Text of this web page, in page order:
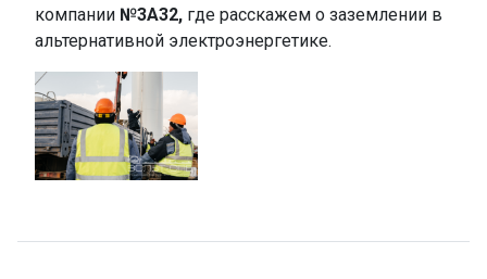
компании №3А32, где расскажем о заземлении в
альтернативной электроэнергетике.